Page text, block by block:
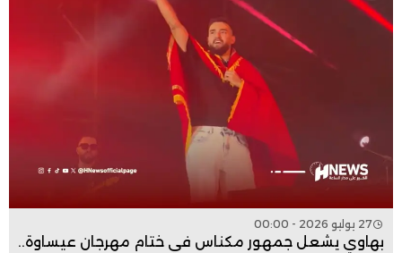
27 يوليو 2026 - 00:00
بهاوي يشعل جمهور مكناس في ختام مهرجان عيساوة..